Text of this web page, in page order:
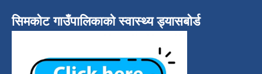
सिमकोट गाउँपालिकाको स्वास्थ्य ड्यासबोर्ड